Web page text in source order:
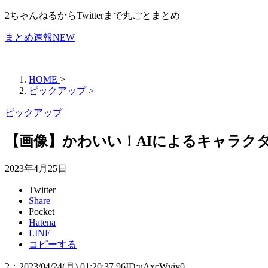
2ちゃんねるからTwitterまで丸ごとまとめ
まとめ速報NEW
HOME >
ピックアップ >
ピックアップ
【画像】かわいい！AIによるキャラク
2023年4月25日
Twitter
Share
Pocket
Hatena
LINE
コピーする